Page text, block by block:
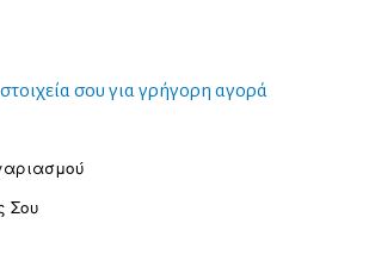
σου για γρήγορη αγορά
Σου